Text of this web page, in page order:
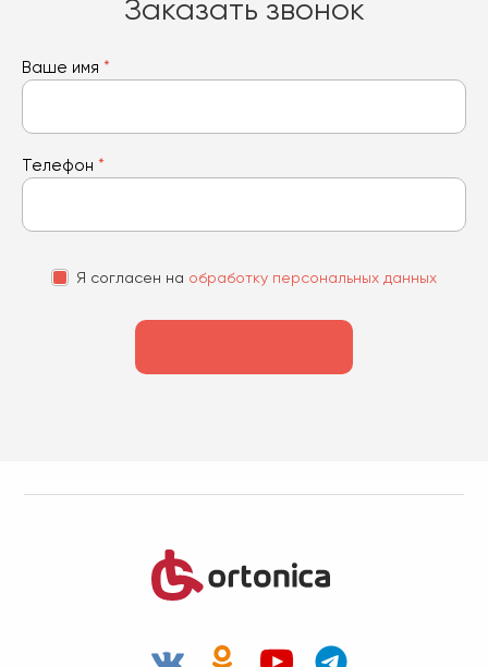
Заказать звонок
Ваше имя *
Телефон *
Я согласен на обработку персональных данных